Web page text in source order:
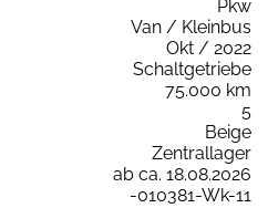
Pkw
Van / Kleinbus
Okt / 2022
Schaltgetriebe
75.000 km
5
Beige
Zentrallager
ab ca. 18.08.2026
-010381-Wk-11